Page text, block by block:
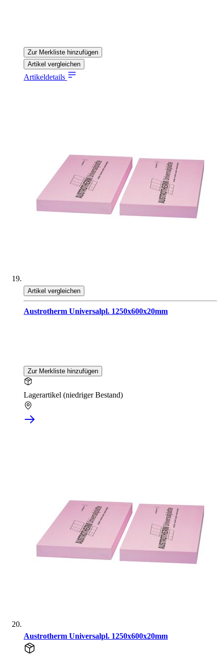
Zur Merkliste hinzufügen
Artikel vergleichen
Artikeldetails
Artikel vergleichen
Austrotherm Universalpl. 1250x600x20mm
Zur Merkliste hinzufügen
Lagerartikel (niedriger Bestand)
Austrotherm Universalpl. 1250x600x20mm